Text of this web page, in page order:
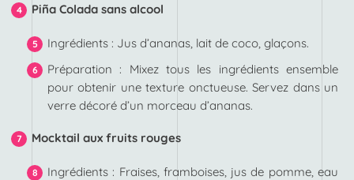
Piña Colada sans alcool
Ingrédients : Jus d’ananas, lait de coco, glaçons.
Préparation : Mixez tous les ingrédients ensemble
pour obtenir une texture onctueuse. Servez dans un
verre décoré d’un morceau d’ananas.
Mocktail aux fruits rouges
Ingrédients : Fraises, framboises, jus de pomme, eau